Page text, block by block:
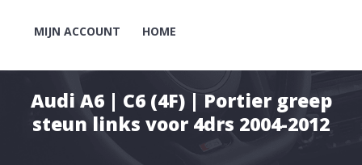
MIJN ACCOUNT HOME
Audi A6 | C6 (4F) | Portier greep
steun links voor 4drs 2004-2012